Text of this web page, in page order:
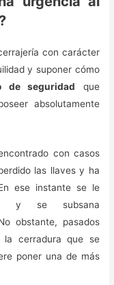
con carácter
y suponer cómo
de seguridad que
absolutamente
con casos
las llaves y ha
ese instante se le
y se subsana
obstante, pasados
cerradura que se
poner una de más